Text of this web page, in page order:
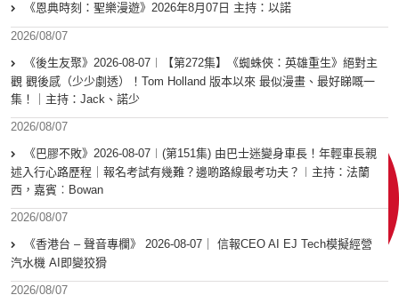
《恩典時刻：聖樂漫遊》2026年8月07日 主持：以諾
2026/08/07
《後生友聚》2026-08-07︱【第272集】《蜘蛛俠：英雄重生》絕對主
觀 觀後感（少少劇透）！Tom Holland 版本以來 最似漫畫、最好睇嘅一
集！｜主持：Jack、諾少
2026/08/07
《巴膠不敗》2026-08-07︱(第151集) 由巴士迷變身車長！年輕車長親
述入行心路歷程｜報名考試有幾難？邊啲路線最考功夫？︱主持：法蘭
西，嘉賓︰Bowan
2026/08/07
《香港台 – 聲音專欄》 2026-08-07｜ 信報CEO AI EJ Tech模擬經營
汽水機 AI即變狡猾
2026/08/07